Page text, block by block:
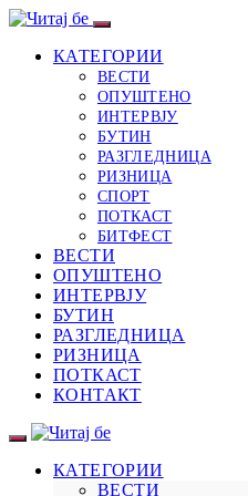
КАТЕГОРИИ
ВЕСТИ
ОПУШТЕНО
ИНТЕРВЈУ
БУТИН
РАЗГЛЕДНИЦА
РИЗНИЦА
СПОРТ
ПОТКАСТ
БИТФЕСТ
ВЕСТИ
ОПУШТЕНО
ИНТЕРВЈУ
БУТИН
РАЗГЛЕДНИЦА
РИЗНИЦА
ПОТКАСТ
КОНТАКТ
КАТЕГОРИИ
ВЕСТИ